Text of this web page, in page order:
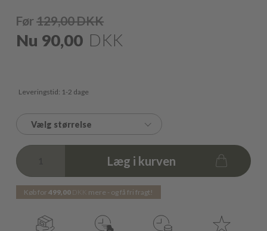
Før129,00DKK
Nu 90,00 DKK
Leveringstid: 1-2 dage
Vælg størrelse
Læg i kurven
Køb for499,00 DKK mere - og få fri fragt!